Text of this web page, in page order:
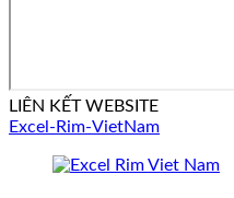
LIÊN KẾT WEBSITE
Excel-Rim-VietNam